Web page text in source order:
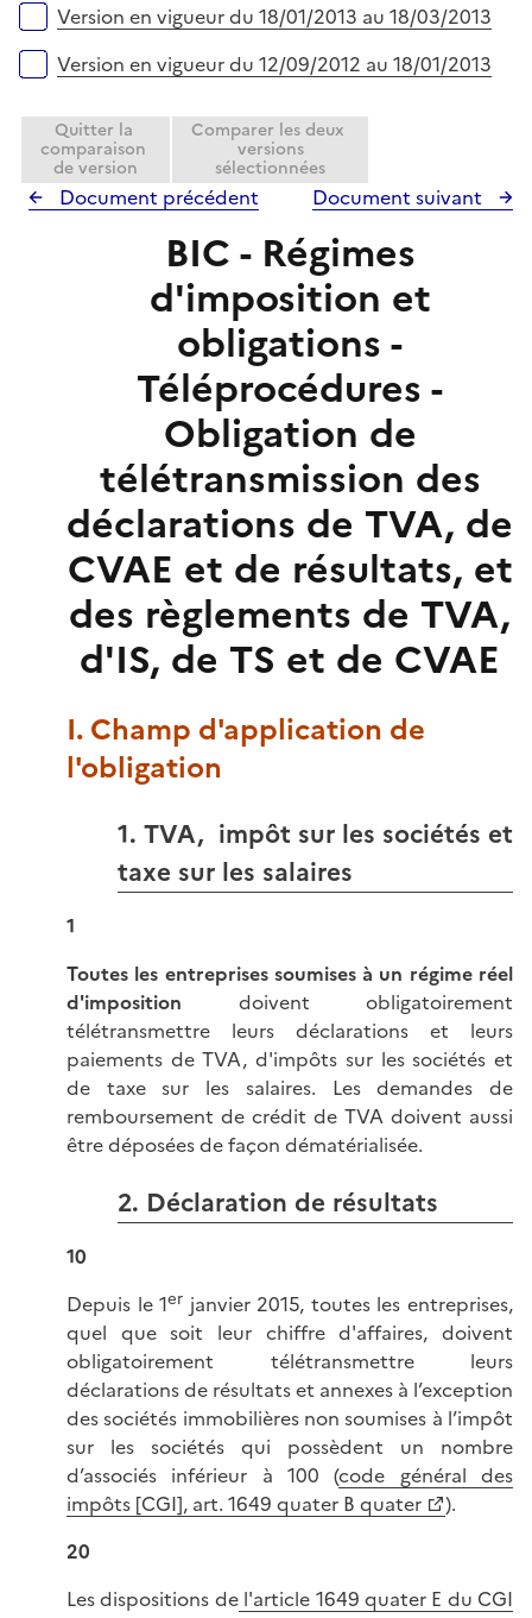
Version en vigueur du 18/01/2013 au 18/03/2013
Version en vigueur du 12/09/2012 au 18/01/2013
Quitter la
comparaison
de version
Comparer les deux
versions
sélectionnées
Document précédent Document suivant
BIC - Régimes
d'imposition et
obligations -
Téléprocédures -
Obligation de
télétransmission des
déclarations de TVA, de
CVAE et de résultats, et
des règlements de TVA,
d'IS, de TS et de CVAE
I. Champ d'application de
l'obligation
1. TVA, impôt sur les sociétés et
taxe sur les salaires
1
Toutes les entreprises soumises à un régime réel
d'imposition doivent obligatoirement
télétransmettre leurs déclarations et leurs
paiements de TVA, d'impôts sur les sociétés et
de taxe sur les salaires. Les demandes de
remboursement de crédit de TVA doivent aussi
être déposées de façon dématérialisée.
2. Déclaration de résultats
10
Depuis le 1er janvier 2015, toutes les entreprises,
quel que soit leur chiffre d'affaires, doivent
obligatoirement télétransmettre leurs
déclarations de résultats et annexes à l’exception
des sociétés immobilières non soumises à l’impôt
sur les sociétés qui possèdent un nombre
d’associés inférieur à 100 (code général des
impôts [CGI], art. 1649 quater B quater
).
20
Les dispositions del'article 1649 quater E du CGI